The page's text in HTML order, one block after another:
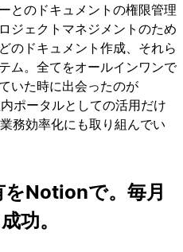
とのドキュメントの権限管理
ジェクトマネジメントのため
のドキュメント作成、それら
ム。全てをオールインワンで
いた時に出会ったのが
ポータルとしての活用だけ
務効率化にも取り組んでい
Notionで。毎月
功。